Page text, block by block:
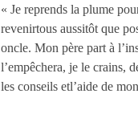
« Je reprends la plume
revenirtous aussitôt que
oncle. Mon père part à
l’empêchera, je le crains,
les conseils etl’aide de